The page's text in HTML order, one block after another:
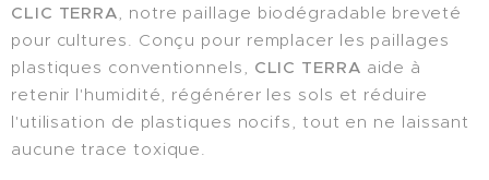
CLIC TERRA , notre paillage biodégradable breveté
pour cultures. Conçu pour remplacer les paillages
plastiques conventionnels, CLIC TERRA aide à
retenir l'humidité, régénérer les sols et réduire
l'utilisation de plastiques nocifs, tout en ne laissant
aucune trace toxique.